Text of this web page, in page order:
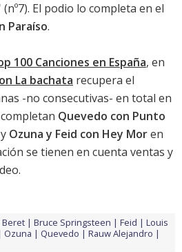
(nº7). El podio lo completa en el
Paraíso.
100 Canciones en España, en
La bachata recupera el
-no consecutivas- en total en
Quevedo con Punto
Ozuna y Feid con Hey Moren
se tienen en cuenta ventas y
Beret Bruce Springsteen Feid
Louis
Ozuna Quevedo
Rauw Alejandro